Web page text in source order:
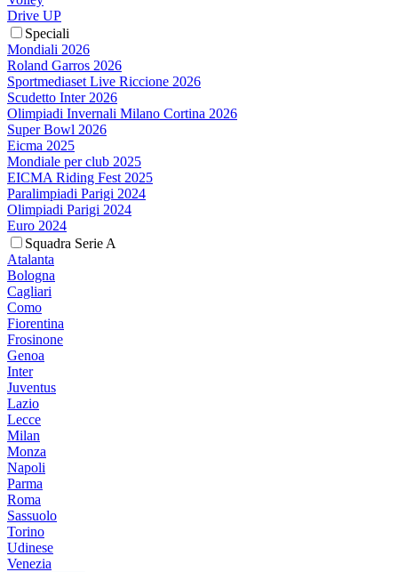
Drive UP
Speciali
Mondiali 2026
Roland Garros 2026
Sportmediaset Live Riccione 2026
Scudetto Inter 2026
Olimpiadi Invernali Milano Cortina 2026
Super Bowl 2026
Eicma 2025
Mondiale per club 2025
EICMA Riding Fest 2025
Paralimpiadi Parigi 2024
Olimpiadi Parigi 2024
Euro 2024
Squadra Serie A
Atalanta
Bologna
Cagliari
Como
Fiorentina
Frosinone
Genoa
Inter
Juventus
Lazio
Lecce
Milan
Monza
Napoli
Parma
Roma
Sassuolo
Torino
Udinese
Venezia